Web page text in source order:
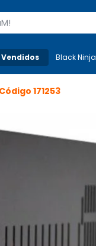
Mais-v-
Black Ninja
171253